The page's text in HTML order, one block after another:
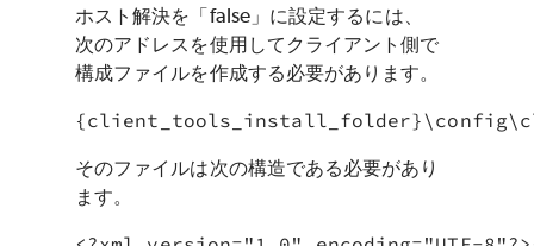
ホスト解決を「false」に設定するには、
次のアドレスを使用してクライアント側で
構成ファイルを作成する必要があります。
そのファイルは次の構造である必要があり
ます。